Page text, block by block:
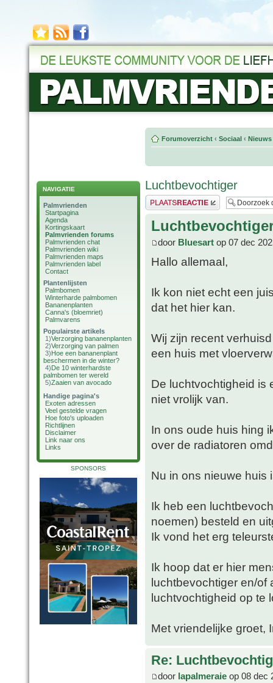
NAVIGATIE
Palmvrienden
Startpagina
Agenda
Kortingskaart
Palmvrienden forums
Palmvrienden chat
Palmvrienden wiki
Palmvrienden maps
Palmvrienden label
Contact
Plantenlijsten
Palmbomen
Winterharde palmbomen
Bananenplanten
Canna's (bloemriet)
Palmvarens
Populairste artikels
1)Verzorging bananenplanten
2)Verzorging van palmen
3)Hoe een bananenplant
beschermen in de winter?
4)De 10 winterhardste
palmbomen ter wereld
5)Zaaien van avocado
Handige pagina's
Exoten adressen
Veel gestelde vragen
Hoe foto's uploaden
Richtlijnen
Disclaimer
Link naar ons
Links
SPONSORS
Forumoverzicht ‹ Sociaal ‹
Luchtbevochtiger
Plaats een reactie
door Bluesart op 07 dec
Hallo allemaal,
Ik kon niet echt een
dat het hier kan.
Wij zijn recent
een huis met
De luchtvochtigheid is
niet vrolijk van.
In ons oude huis hing
over de radiatoren
Nu in ons nieuwe huis
Ik heb een
noemen) besteld en
Ik vond het erg
Ik hoop dat er hier
luchtbevochtiger en/of
luchtvochtigheid op te
Met vriendelijke groet,
Re:
door lapalmeraie op 08 dec